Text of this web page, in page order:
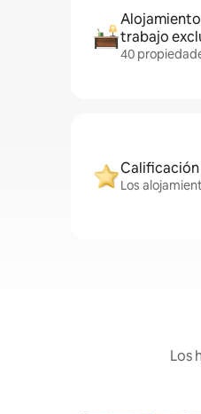
trabajo
40
Los
Los